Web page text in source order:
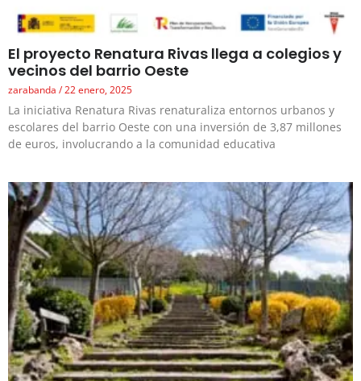
El proyecto Renatura Rivas llega a colegios y
vecinos del barrio Oeste
zarabanda 22 enero, 2025
La iniciativa Renatura Rivas renaturaliza entornos urbanos y
escolares del barrio Oeste con una inversión de 3,87 millones
de euros, involucrando a la comunidad educativa